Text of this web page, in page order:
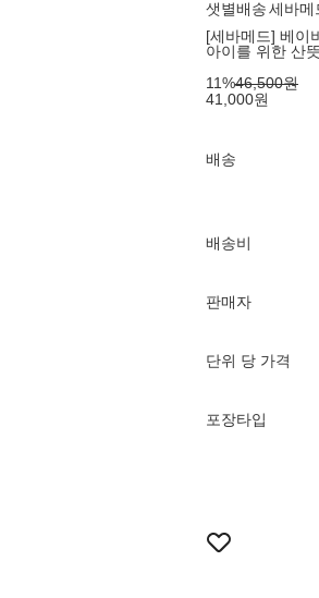
샛별배송세바메
[세바메드] 베이
아이를 위한 산
11%46,500원
41,000원
배송
배송비
판매자
단위 당 가격
포장타입